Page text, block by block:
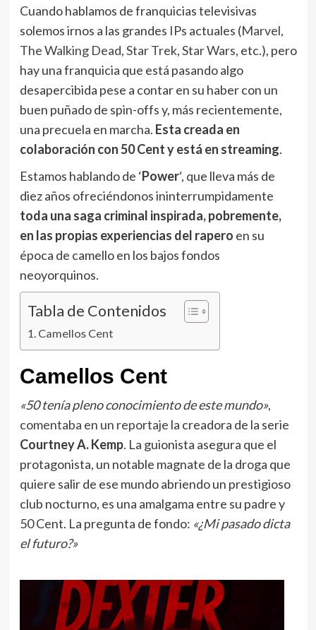
Cuando hablamos de franquicias televisivas
solemos irnos a las grandes IPs actuales (Marvel,
The Walking Dead,Star Trek,Star Wars, etc.), pero
hay una franquicia que está pasando algo
desapercibida pese a contar en su haber con un
buen puñado de spin-offs y, más recientemente,
una precuela en marcha. Esta creada en
colaboración con 50 Cent y está en streaming.
Estamos hablando de ‘Power‘, que lleva más de
diez años ofreciéndonos ininterrumpidamente
toda una saga criminal inspirada, pobremente,
en las propias experiencias del rapero en su
época de camello en los bajos fondos
neoyorquinos.
Tabla de Contenidos
Camellos Cent
Camellos Cent
«50 tenía pleno conocimiento de este mundo»,
comentaba en un reportaje la creadora de la serie
Courtney A. Kemp. La guionista asegura que el
protagonista, un notable magnate de la droga que
quiere salir de ese mundo abriendo un prestigioso
club nocturno, es una amalgama entre su padre y
50 Cent. La pregunta de fondo: «¿Mi pasado dicta
el futuro?»